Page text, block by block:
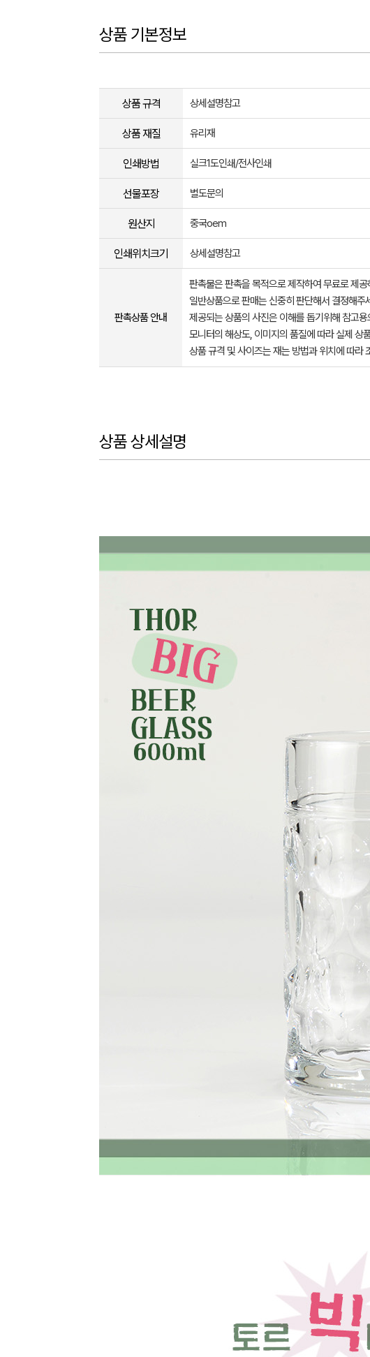
상품 기본정보
상품 규격 상세설명참고
상품 재질 유리재
인쇄방법 실크1도인쇄/전사인쇄
선물포장 별도문의
원산지 중국oem
인쇄위치크기 상세설명참고
판촉상품 안내
판촉물은 판촉을 목적으로 제작하여 무료로 제공
일반상품으로 판매는 신중히 판단해서 결정해주
제공되는 상품의 사진은 이해를 돕기위해 참고
모니터의 해상도, 이미지의 품질에 따라 실제 상
상품 규격 및 사이즈는 재는 방법과 위치에 따라
상품 상세설명